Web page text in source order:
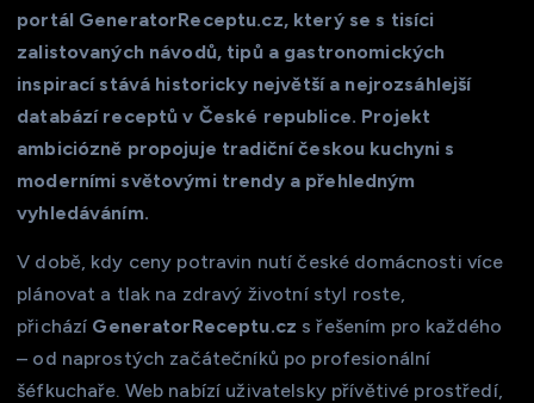
portál GeneratorReceptu.cz, který se s tisíci
zalistovaných návodů, tipů a gastronomických
inspirací stává historicky největší a nejrozsáhlejší
databází receptů v České republice. Projekt
ambiciózně propojuje tradiční českou kuchyni s
moderními světovými trendy a přehledným
vyhledáváním.
V době, kdy ceny potravin nutí české domácnosti více
plánovat a tlak na zdravý životní styl roste,
přichází GeneratorReceptu.cz s řešením pro každého
– od naprostých začátečníků po profesionální
šéfkuchaře. Web nabízí uživatelsky přívětivé prostředí,